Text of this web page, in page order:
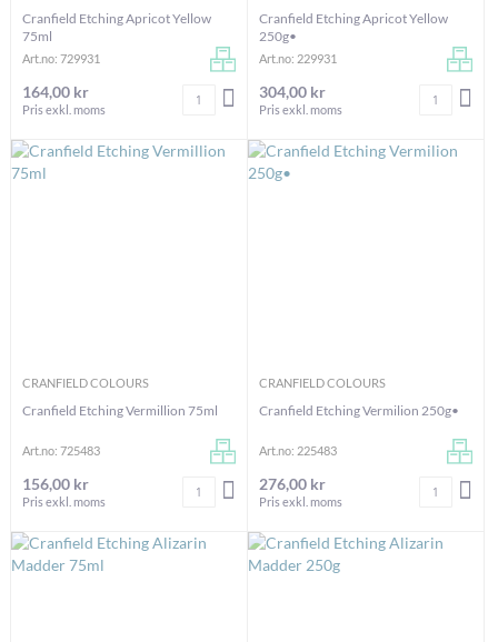
Cranfield Etching Apricot Yellow
75ml
Art.no: 729931
164,00 kr
Pris exkl. moms
Antal LÄGG I VARUKORGEN
Cranfield Etching Apricot Yellow
250g•
Art.no: 229931
304,00 kr
Pris exkl. moms
Antal
CRANFIELD COLOURS
Cranfield Etching Vermillion 75ml
Art.no: 725483
156,00 kr
Pris exkl. moms
Antal LÄGG I VARUKORGEN
CRANFIELD COLOURS
Cranfield Etching Vermilion 250g•
Art.no: 225483
276,00 kr
Pris exkl. moms
Antal